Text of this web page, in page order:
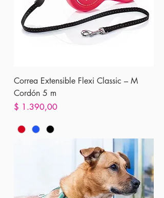
Correa Extensible Flexi Classic – M
Cordón 5 m
Precio
$ 1.390,00